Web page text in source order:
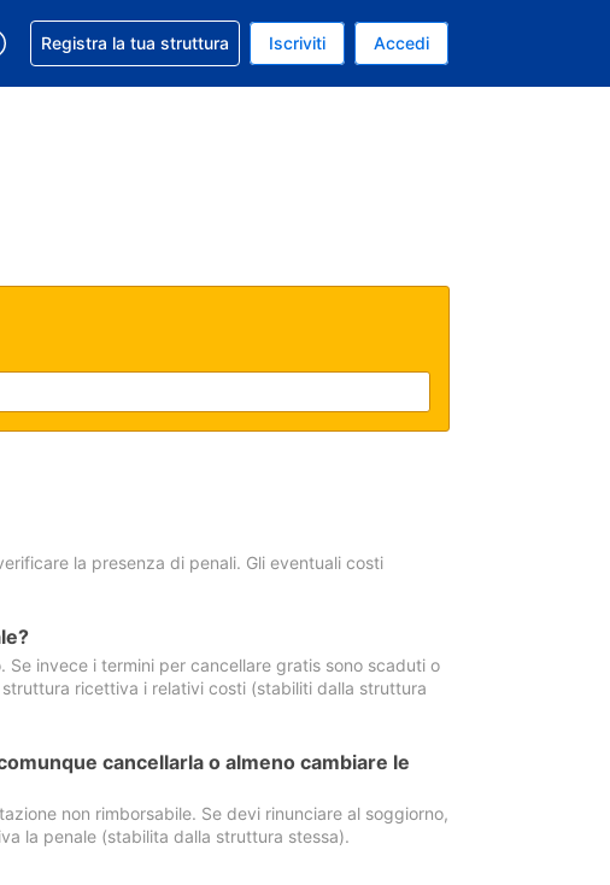
Valuta attuale: Euro
lingua. Lingua attuale: Italiano
Ricevi aiuto con la prenotazione
Registra la tua struttura Iscriviti Accedi
la presenza di penali. Gli eventuali costi
invece i termini per cancellare gratis sono scaduti o
ricettiva i relativi costi (stabiliti dalla struttura
cancellarla o almeno cambiare le
non rimborsabile. Se devi rinunciare al soggiorno,
la penale (stabilita dalla struttura stessa).